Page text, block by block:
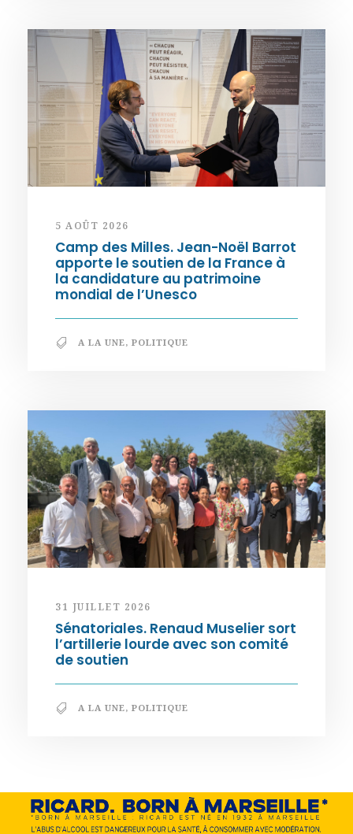
5 AOÛT 2026
Camp des Milles. Jean-Noël Barrot
apporte le soutien de la France à
la candidature au patrimoine
mondial de l’Unesco
A LA UNE, POLITIQUE
31 JUILLET 2026
Sénatoriales. Renaud Muselier sort
l’artillerie lourde avec son comité
de soutien
A LA UNE, POLITIQUE